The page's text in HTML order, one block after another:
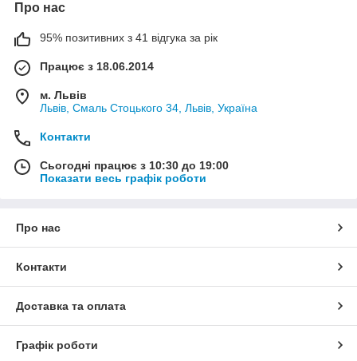
Про нас
95% позитивних з 41 відгука за рік
Працює з 18.06.2014
м. Львів
Львів, Смаль Стоцького 34, Львів, Україна
Контакти
Сьогодні працює з 10:30 до 19:00
Показати весь графік роботи
Про нас
Контакти
Доставка та оплата
Графік роботи